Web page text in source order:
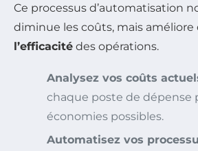
Ce processus d’automatisation
diminue les coûts, mais
l’efficacité des opérations.
Analysez vos coûts
chaque poste de dépense
économies possibles.
Automatisez vos